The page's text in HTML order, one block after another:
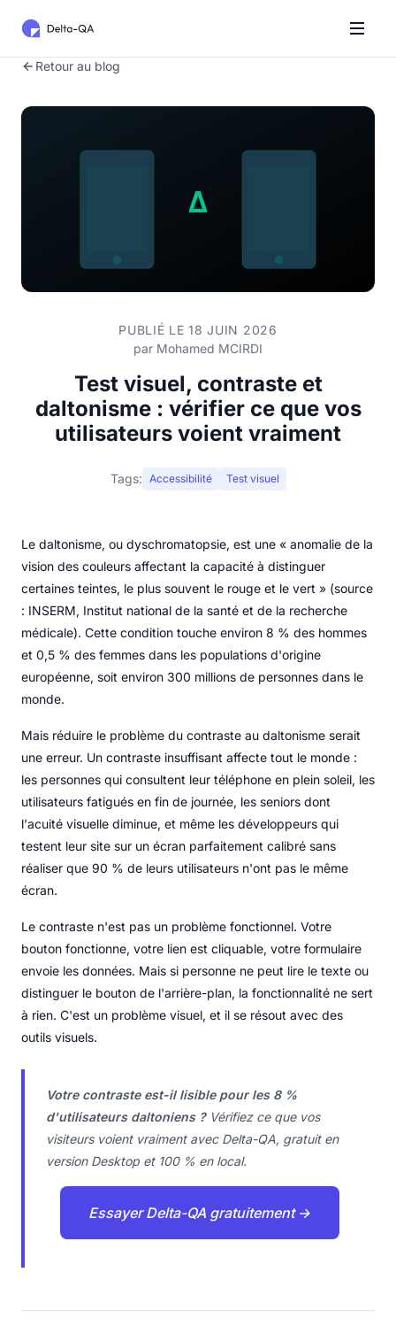
Retour au blog
PUBLIÉ LE 18 JUIN 2026
par Mohamed MCIRDI
Test visuel, contraste et
daltonisme : vérifier ce que vos
utilisateurs voient vraiment
Tags: Accessibilité Test visuel
Le daltonisme, ou dyschromatopsie, est une « anomalie de la
vision des couleurs affectant la capacité à distinguer
certaines teintes, le plus souvent le rouge et le vert » (source
: INSERM, Institut national de la santé et de la recherche
médicale). Cette condition touche environ 8 % des hommes
et 0,5 % des femmes dans les populations d'origine
européenne, soit environ 300 millions de personnes dans le
monde.
Mais réduire le problème du contraste au daltonisme serait
une erreur. Un contraste insuffisant affecte tout le monde :
les personnes qui consultent leur téléphone en plein soleil, les
utilisateurs fatigués en fin de journée, les seniors dont
l'acuité visuelle diminue, et même les développeurs qui
testent leur site sur un écran parfaitement calibré sans
réaliser que 90 % de leurs utilisateurs n'ont pas le même
écran.
Le contraste n'est pas un problème fonctionnel. Votre
bouton fonctionne, votre lien est cliquable, votre formulaire
envoie les données. Mais si personne ne peut lire le texte ou
distinguer le bouton de l'arrière-plan, la fonctionnalité ne sert
à rien. C'est un problème visuel, et il se résout avec des
outils visuels.
Votre contraste est-il lisible pour les 8 %
d'utilisateurs daltoniens ?Vérifiez ce que vos
visiteurs voient vraiment avec Delta-QA, gratuit en
version Desktop et 100 % en local.
Essayer Delta-QA gratuitement →